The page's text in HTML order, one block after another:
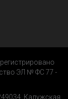
ЭЛ № ФС 77 -
Калужская